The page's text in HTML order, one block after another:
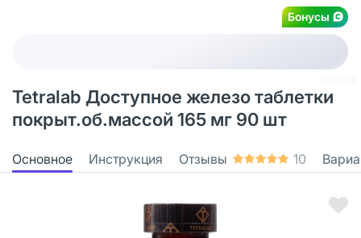
Бонусы
Tetralab Доступное железо таблетки
покрыт.об.массой 165 мг 90 шт
Основное Инструкция Отзывы 10